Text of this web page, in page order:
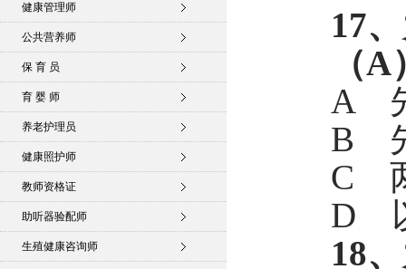
健康管理师
公共营养师
保 育 员
育 婴 师
养老护理员
健康照护师
教师资格证
助听器验配师
生殖健康咨询师
17
（A
A
B
C
D
18